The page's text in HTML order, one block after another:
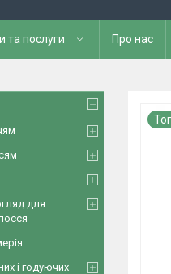
та послуги Про нас
для
і годуючих